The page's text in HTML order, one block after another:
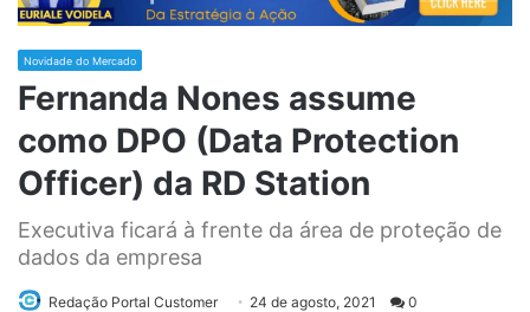
Novidade do Mercado
Fernanda Nones assume
como DPO (Data Protection
Officer) da RD Station
Executiva ficará à frente da área de proteção de
dados da empresa
Redação Portal CustomerSend 24 de agosto, 2021 0